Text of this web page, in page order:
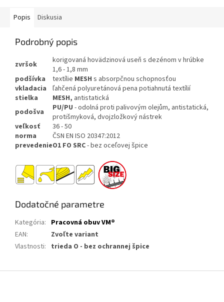
Popis Diskusia
Podrobný popis
zvršok
korigovaná hovädzinová useň s dezénom v hrúbke
1,6 - 1,8 mm
podšívka
textílie MESH s absorpčnou schopnosťou
vkladacia
stielka
ľahčená polyuretánová pena potiahnutá textílií
MESH, antistatická
podošva
PU/PU - odolná proti palivovým olejům, antistatická,
protišmyková, dvojzložkový nástrek
veľkosť
36 - 50
norma
ČSN EN ISO 20347:2012
prevedenieO1 FO SRC- bez oceľovej špice
Dodatočné parametre
Kategória: Pracovná obuv VM®
EAN:
Zvoľte variant
Vlastnosti: trieda O - bez ochrannej špice